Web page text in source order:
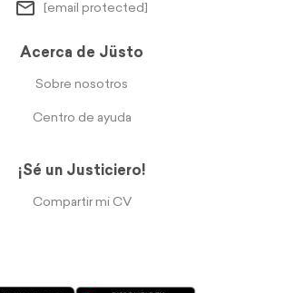
[email protected]
Acerca de Jüsto
Sobre nosotros
Centro de ayuda
¡Sé un Justiciero!
Compartir mi CV